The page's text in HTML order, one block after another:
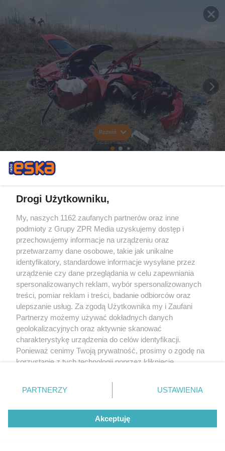
Rozwiń
Drogi Użytkowniku,
My, naszych 1162 zaufanych partnerów oraz inne
podmioty z Grupy ZPR Media uzyskujemy dostęp i
przechowujemy informacje na urządzeniu oraz
przetwarzamy dane osobowe, takie jak unikalne
identyfikatory, standardowe informacje wysyłane przez
urządzenie czy dane przeglądania w celu zapewniania
spersonalizowanych reklam, wybór spersonalizowanych
treści, pomiar reklam i treści, badanie odbiorców oraz
ulepszanie usług. Za zgodą Użytkownika my i Zaufani
Partnerzy możemy używać dokładnych danych
geolokalizacyjnych oraz aktywnie skanować
charakterystykę urządzenia do celów identyfikacji.
Ponieważ cenimy Twoją prywatność, prosimy o zgodę na
korzystanie z tych technologii poprzez kliknięcie
zmienić/wycofać klikając przycisk ustawień prywatności
znajdujący się w lewym dolnym rogu strony
rodzaje przetwarzania danych nie wymagają zgody
użytkownika, ale masz prawo sprzeciwić się takiemu
przetwarzaniu. Preferencje będą miały zastosowanie tylko
PARTNERZY USTAWIENIA
Akceptuję